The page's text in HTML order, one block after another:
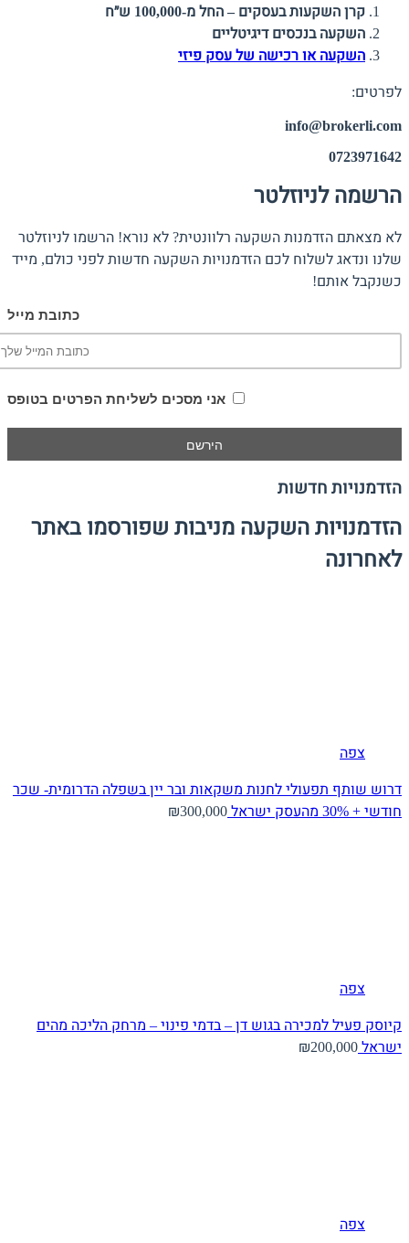
קרן השקעות בעסקים – החל מ-100,000 ש״ח
השקעה בנכסים דיגיטליים
השקעה או רכישה של עסק פיזי
לפרטים:
info@brokerli.com
0723971642
הרשמה לניוזלטר
לא מצאתם הזדמנות השקעה רלוונטית? לא נורא! הרשמו לניוזלטר
שלנו ונדאג לשלוח לכם הזדמנויות השקעה חדשות לפני כולם, מייד
כשנקבל אותם!
כתובת מייל
אני מסכים לשליחת הפרטים בטופס
הזדמנויות חדשות
הזדמנויות השקעה מניבות שפורסמו באתר
לאחרונה
צפה
דרוש שותף תפעולי לחנות משקאות ובר יין בשפלה הדרומית- שכר
חודשי + 30% מהעסק
ישראל ₪300,000
צפה
קיוסק פעיל למכירה בגוש דן – בדמי פינוי – מרחק הליכה מהים
ישראל ₪200,000
צפה